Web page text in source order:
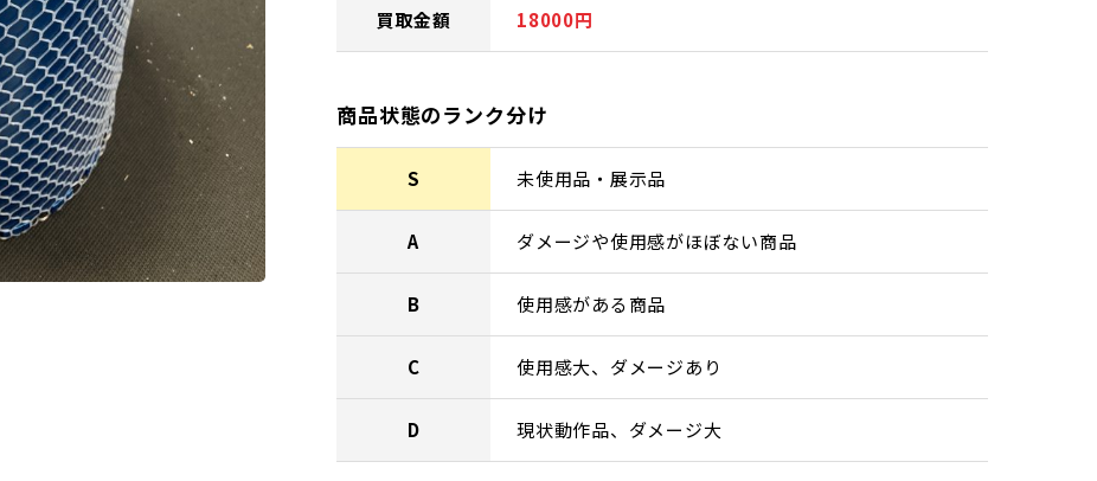
買取金額 18000円
商品状態のランク分け
S 未使用品・展示品
A ダメージや使用感がほぼない商品
B 使用感がある商品
C 使用感大、ダメージあり
D 現状動作品、ダメージ大